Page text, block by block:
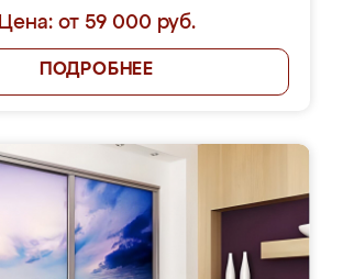
Цена: от 59 000 руб.
ПОДРОБНЕЕ